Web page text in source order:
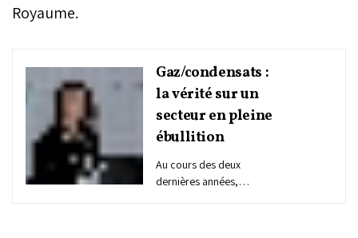
Royaume.
Gaz/condensats :
la vérité sur un
secteur en pleine
ébullition
Au cours des deux
dernières années,